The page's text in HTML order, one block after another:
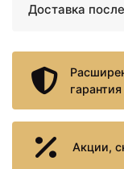
14330 ₽
Доставка
гарантия
Акции,